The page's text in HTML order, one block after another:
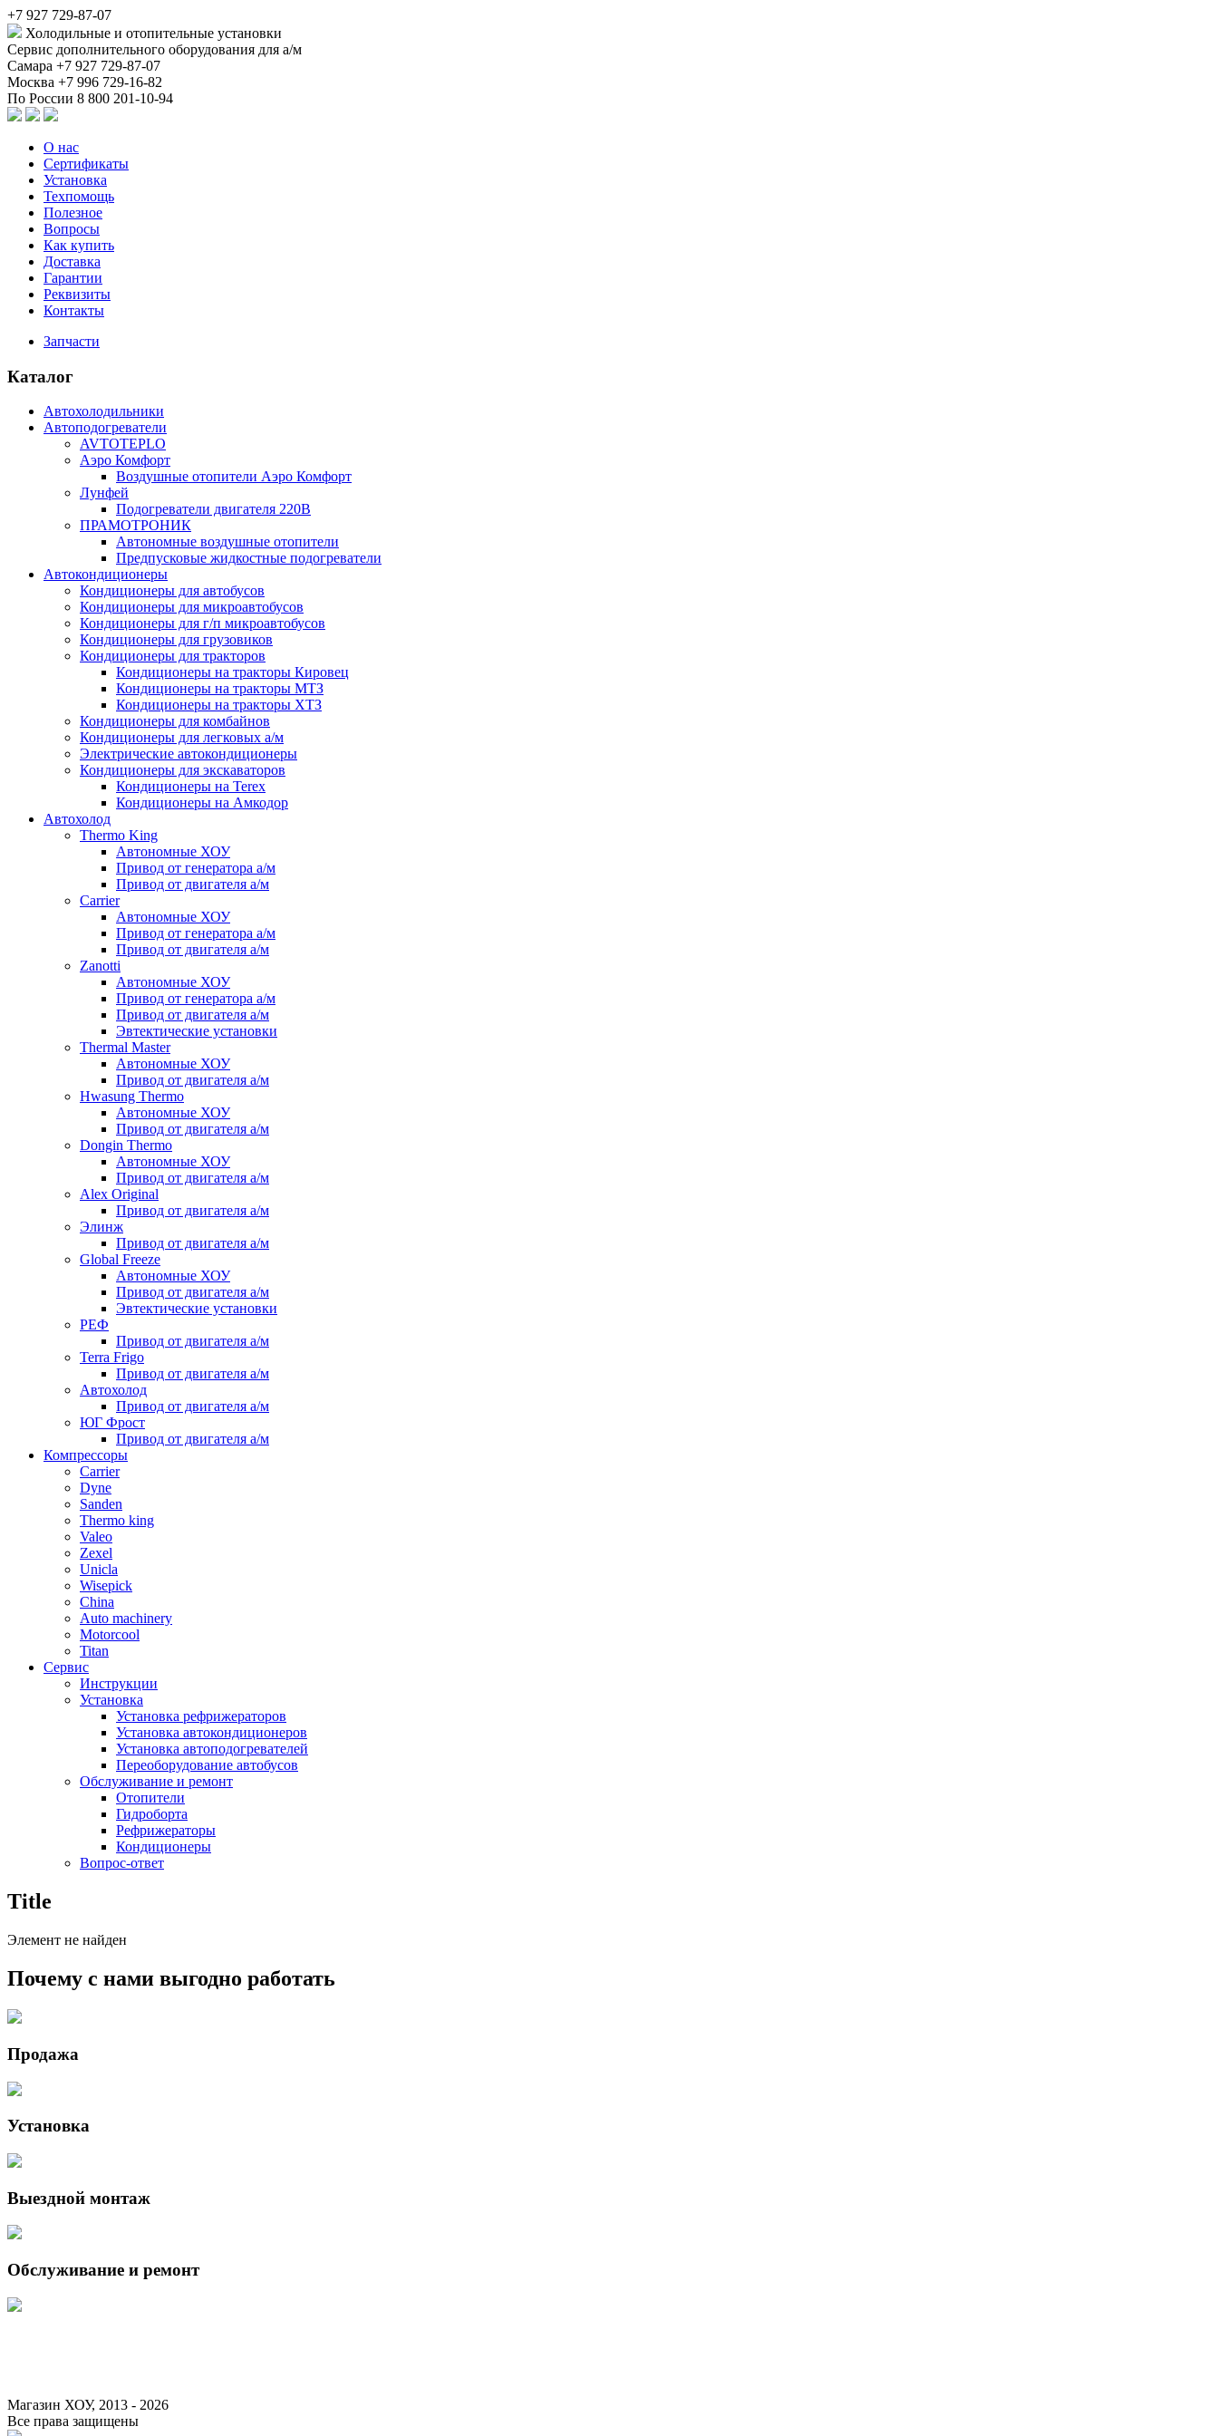
+7 927 729-87-07
Холодильные и отопительные установки
Сервис дополнительного оборудования для а/м
Самара +7 927 729-87-07
Москва +7 996 729-16-82
По России 8 800 201-10-94
О нас
Сертификаты
Установка
Техпомощь
Полезное
Вопросы
Как купить
Доставка
Гарантии
Реквизиты
Контакты
Запчасти
Каталог
Автохолодильники
Автоподогреватели
AVTOTEPLO
Аэро Комфорт
Воздушные отопители Аэро Комфорт
Лунфей
Подогреватели двигателя 220В
ПРАМОТРОНИК
Автономные воздушные отопители
Предпусковые жидкостные подогреватели
Автокондиционеры
Кондиционеры для автобусов
Кондиционеры для микроавтобусов
Кондиционеры для г/п микроавтобусов
Кондиционеры для грузовиков
Кондиционеры для тракторов
Кондиционеры на тракторы Кировец
Кондиционеры на тракторы МТЗ
Кондиционеры на тракторы ХТЗ
Кондиционеры для комбайнов
Кондиционеры для легковых а/м
Электрические автокондиционеры
Кондиционеры для экскаваторов
Кондиционеры на Terex
Кондиционеры на Амкодор
Автохолод
Thermo King
Автономные ХОУ
Привод от генератора а/м
Привод от двигателя а/м
Carrier
Автономные ХОУ
Привод от генератора а/м
Привод от двигателя а/м
Zanotti
Автономные ХОУ
Привод от генератора а/м
Привод от двигателя а/м
Эвтектические установки
Thermal Master
Автономные ХОУ
Привод от двигателя а/м
Hwasung Thermo
Автономные ХОУ
Привод от двигателя а/м
Dongin Thermo
Автономные ХОУ
Привод от двигателя а/м
Alex Original
Привод от двигателя а/м
Элинж
Привод от двигателя а/м
Global Freeze
Автономные ХОУ
Привод от двигателя а/м
Эвтектические установки
РЕФ
Привод от двигателя а/м
Terra Frigo
Привод от двигателя а/м
Автохолод
Привод от двигателя а/м
ЮГ Фрост
Привод от двигателя а/м
Компрессоры
Carrier
Dyne
Sanden
Thermo king
Valeo
Zexel
Unicla
Wisepick
China
Auto machinery
Motorcool
Titan
Сервис
Инструкции
Установка
Установка рефрижераторов
Установка автокондиционеров
Установка автоподогревателей
Переоборудование автобусов
Обслуживание и ремонт
Отопители
Гидроборта
Рефрижераторы
Кондиционеры
Вопрос-ответ
Title
Элемент не найден
Почему с нами выгодно работать
Продажа
Установка
Выездной монтаж
Обслуживание и ремонт
Магазин ХОУ, 2013 - 2026
Все права защищены